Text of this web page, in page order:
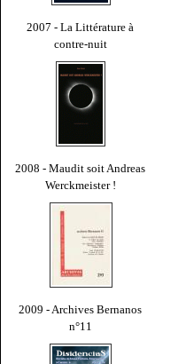
2007 - La Littérature à
contre-nuit
2008 - Maudit soit Andreas
Werckmeister !
2009 - Archives Bernanos
n°11